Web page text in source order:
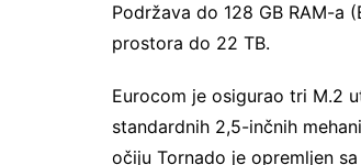
Podržava do 128 GB RAM-
prostora do 22 TB.
Eurocom je osigurao tri M.2
standardnih 2,5-inčnih
očiju Tornado je opremljen